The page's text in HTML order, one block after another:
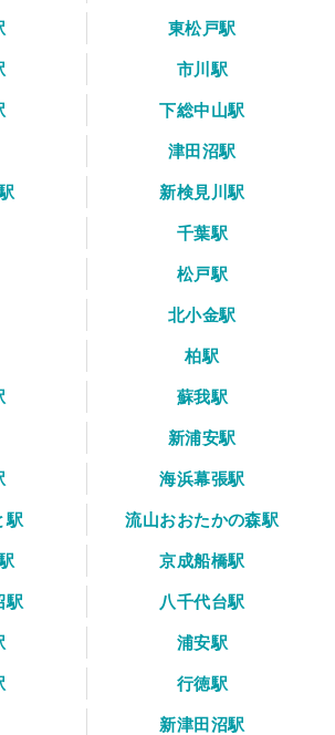
東松戸駅
市川駅
下総中山駅
津田沼駅
新検見川駅
千葉駅
松戸駅
北小金駅
柏駅
蘇我駅
新浦安駅
海浜幕張駅
駅
流山おおたかの森駅
京成船橋駅
駅
八千代台駅
浦安駅
行徳駅
新津田沼駅